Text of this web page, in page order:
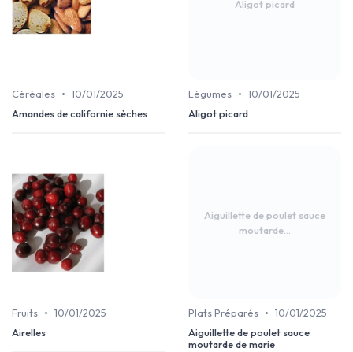
Céréales • 10/01/2025
Amandes de californie sèches
Aligot picard
Légumes • 10/01/2025
Aligot picard
Fruits • 10/01/2025
Airelles
Aiguillette de poulet sauce
moutarde...
Plats Préparés • 10/01/2025
Aiguillette de poulet sauce
moutarde de marie